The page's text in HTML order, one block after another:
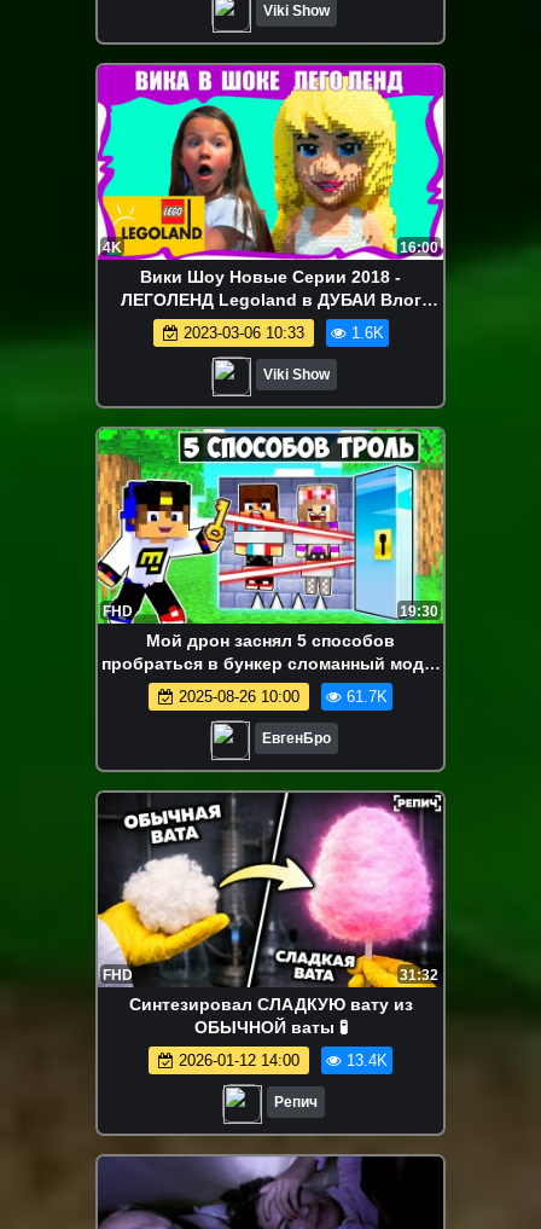
Viki Show
4K 16:00
Вики Шоу Новые Серии 2018 -
ЛЕГОЛЕНД Legoland в ДУБАИ Влог
Вика Выиграла Огромного Единорога и
Получила Оскар / Вики Шоу
2023-03-06 10:33 1.6K
Viki Show
FHD 19:30
Мой дрон заснял 5 способов
пробраться в бункер сломанный мод в
майнкрафт! девушка новичок видео
minecraft
2025-08-26 10:00 61.7K
ЕвгенБро
FHD 31:32
Синтезировал СЛАДКУЮ вату из
ОБЫЧНОЙ ваты 🧪
2026-01-12 14:00 13.4K
Репич